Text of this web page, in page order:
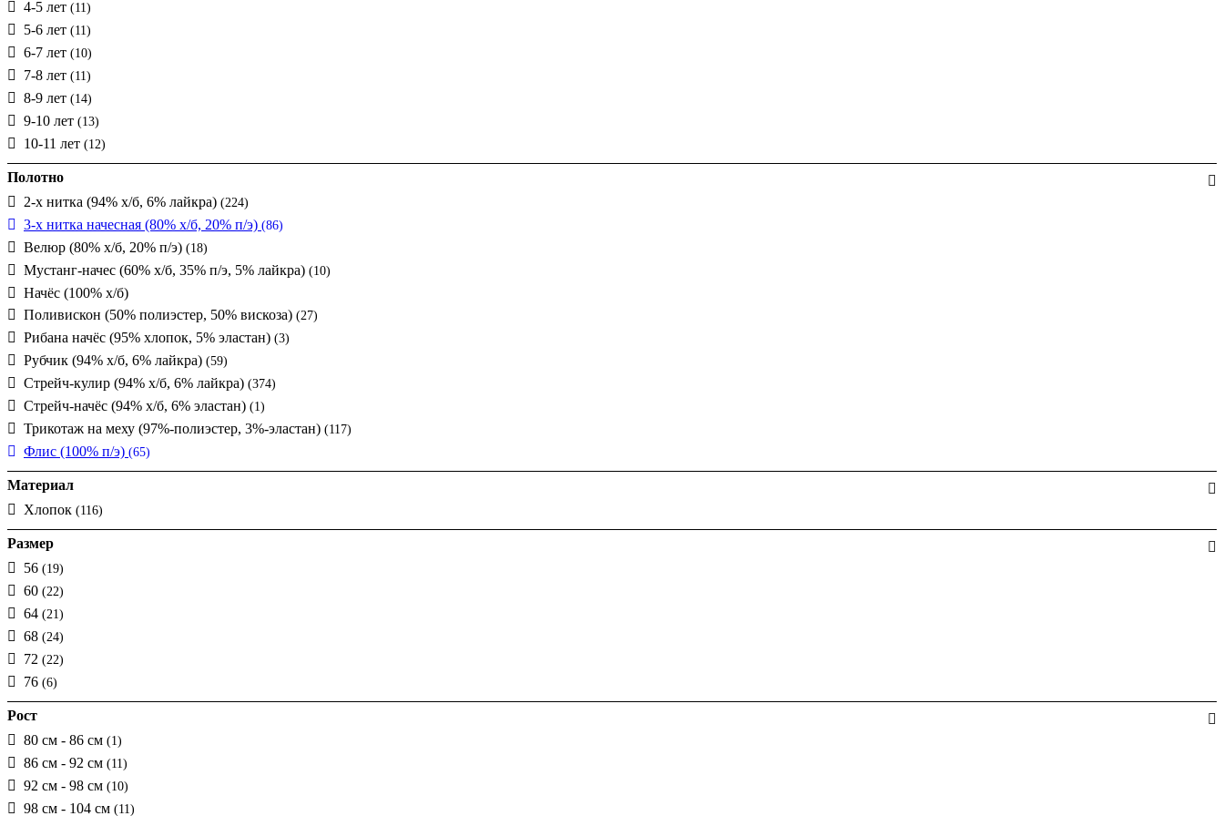
4-5 лет (11)
5-6 лет (11)
6-7 лет (10)
7-8 лет (11)
8-9 лет (14)
9-10 лет (13)
10-11 лет (12)
Полотно
2-х нитка (94% х/б, 6% лайкра) (224)
3-х нитка начесная (80% х/б, 20% п/э) (86)
Велюр (80% х/б, 20% п/э) (18)
Мустанг-начес (60% х/б, 35% п/э, 5% лайкра) (10)
Начёс (100% х/б)
Поливискон (50% полиэстер, 50% вискоза) (27)
Рибана начёс (95% хлопок, 5% эластан) (3)
Рубчик (94% х/б, 6% лайкра) (59)
Стрейч-кулир (94% х/б, 6% лайкра) (374)
Стрейч-начёс (94% х/б, 6% эластан) (1)
Трикотаж на меху (97%-полиэстер, 3%-эластан) (117)
Флис (100% п/э) (65)
Материал
Хлопок (116)
Размер
56 (19)
60 (22)
64 (21)
68 (24)
72 (22)
76 (6)
Рост
80 см - 86 см (1)
86 см - 92 см (11)
92 см - 98 см (10)
98 см - 104 см (11)